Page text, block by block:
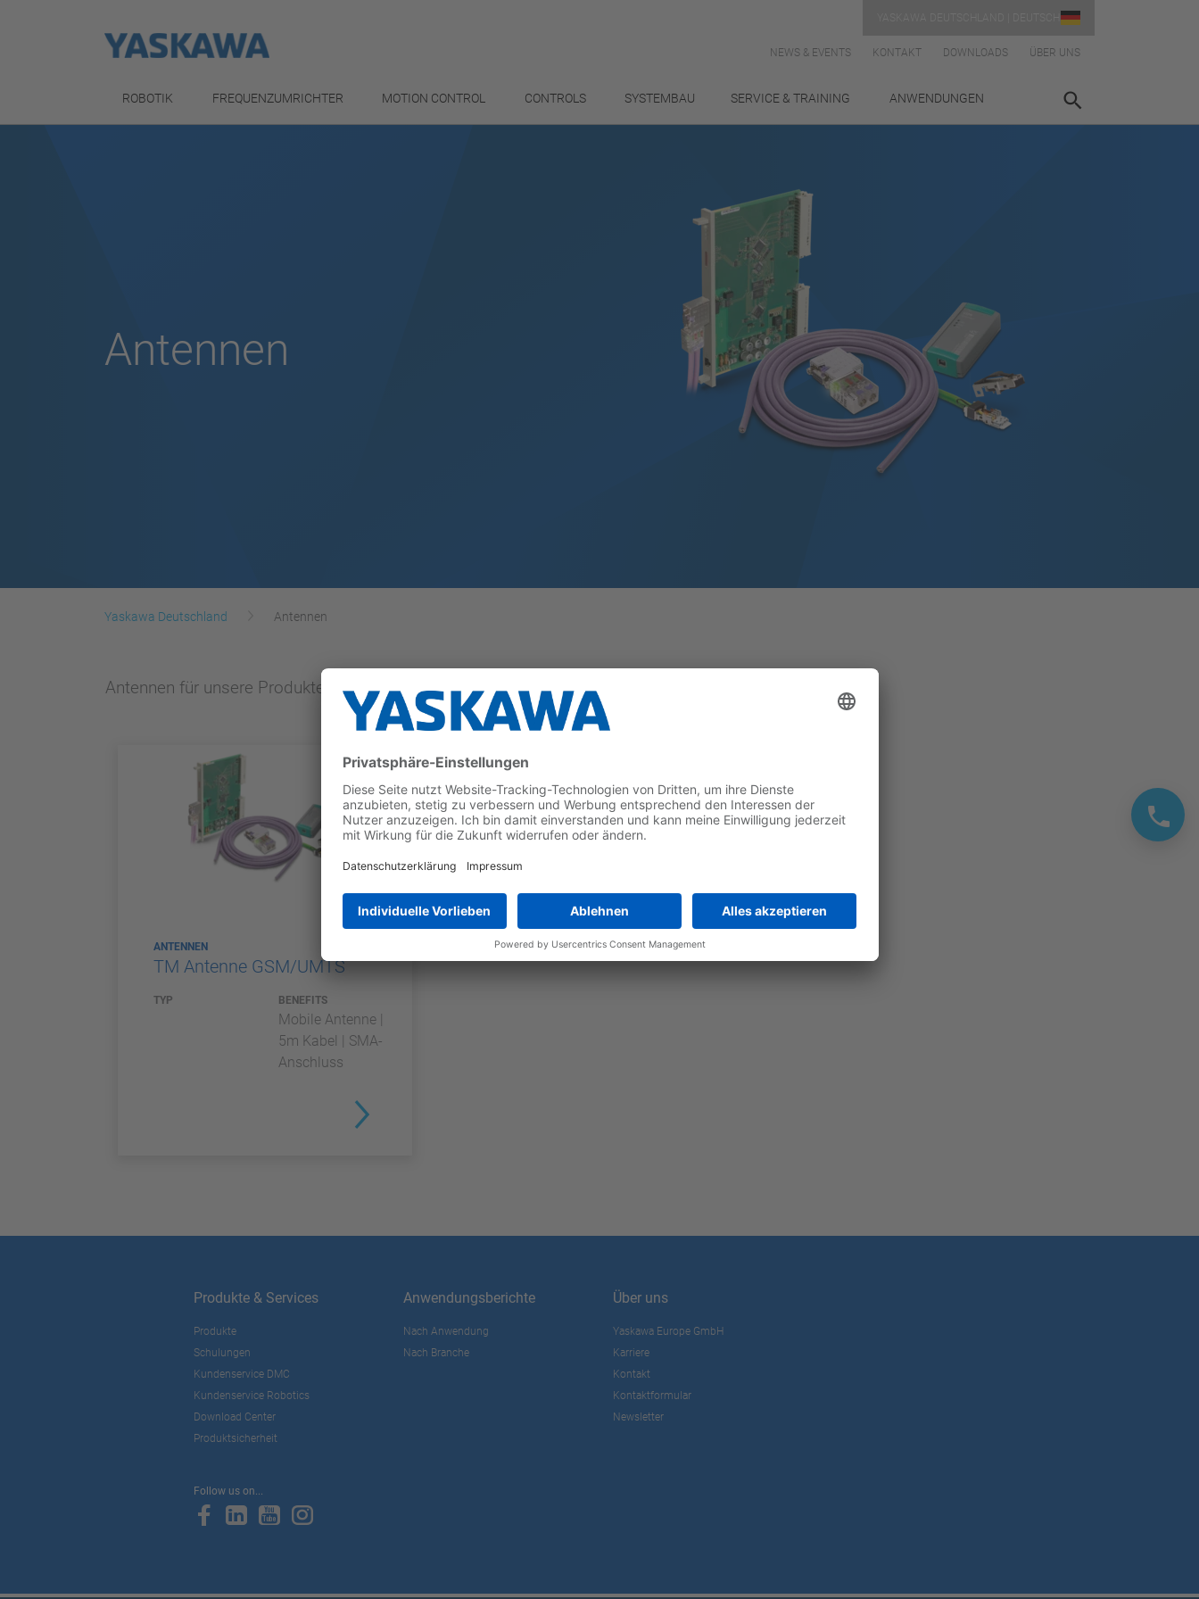
NEWS & EVENTS KONTAKT DOWNLOADS ÜBER UNS
ROBOTIK FREQUENZUMRICHTER MOTION CONTROL CONTROLS SYSTEMBAU SERVICE & TRAINING ANWENDUNGEN
Antennen
Yaskawa Deutschland Antennen
Antennen für unsere Produkte.
ANTENNEN
TM Antenne GSM/UMTS
TYP BENEFITS
Mobile Antenne |
5m Kabel | SMA-
Anschluss
Produkte & Services
Produkte
Schulungen
Kundenservice DMC
Kundenservice Robotics
Download Center
Produktsicherheit
Anwendungsberichte
Nach Anwendung
Nach Branche
Über uns
Yaskawa Europe GmbH
Karriere
Kontakt
Kontaktformular
Newsletter
Follow us on...